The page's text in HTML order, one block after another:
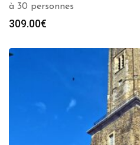
à 30 personnes
309.00€